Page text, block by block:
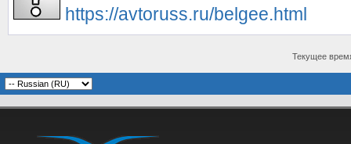
https://avtoruss.ru/belgee.html
Текущее